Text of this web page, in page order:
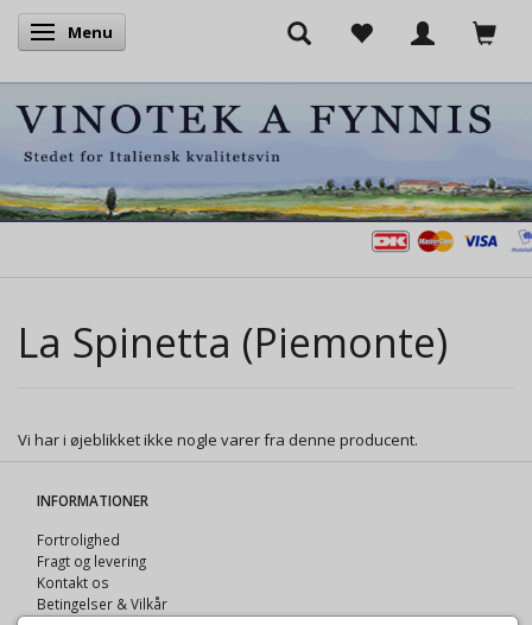
Skifte navigation
Menu
La Spinetta (Piemonte)
Vi har i øjeblikket ikke nogle varer fra denne producent.
INFORMATIONER
Fortrolighed
Fragt og levering
Kontakt os
Betingelser & Vilkår